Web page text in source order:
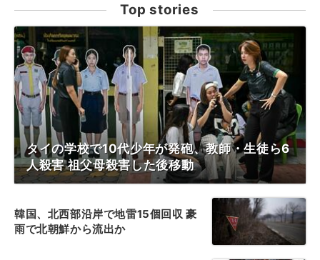
Top stories
タイの学校で10代少年が発砲、教師・生徒ら6
人殺害 祖父母殺害した後移動
韓国、北西部沿岸で地雷15個回収 豪
雨で北朝鮮から流出か